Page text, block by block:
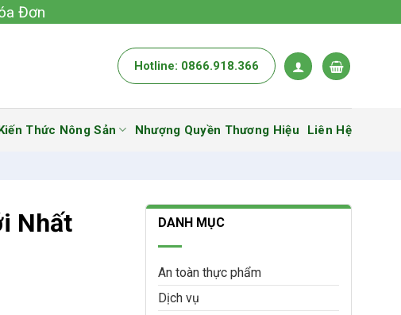
Đơn
Hotline: 0866.918.366
Thức Nông Sản Nhượng Quyền Thương Hiệu Liên Hệ
Nhất DANH MỤC
An toàn thực phẩm
Dịch vụ